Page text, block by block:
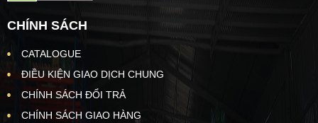
CHÍNH SÁCH
CATALOGUE
ĐIỀU KIỆN GIAO DỊCH CHUNG
CHÍNH SÁCH ĐỔI TRẢ
CHÍNH SÁCH GIAO HÀNG